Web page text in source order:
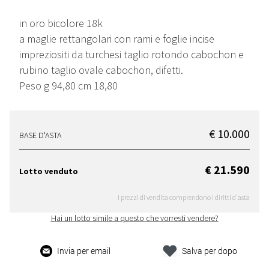
in oro bicolore 18k
a maglie rettangolari con rami e foglie incise
impreziositi da turchesi taglio rotondo cabochon e
rubino taglio ovale cabochon, difetti.
Peso g 94,80 cm 18,80
BASE D'ASTA € 10.000
Lotto venduto € 21.590
I prezzi di vendita comprendono i diritti d'asta
Hai un lotto simile a questo che vorresti vendere?
Invia per email
Salva per dopo